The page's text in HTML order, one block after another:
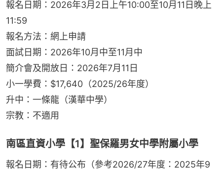
報名日期：2026年3月2日上午10:00至10月11日晚上
11:59
報名方法：網上申請
面試日期：2026年10月中至11月中
簡介會及開放日：2026年7月11日
小一學費：$17,640（2025/26年度）
升中：一條龍（漢華中學）
宗教：不適用
南區直資小學【1】聖保羅男女中學附屬小學
報名日期：有待公布（參考2026/27年度：2025年9